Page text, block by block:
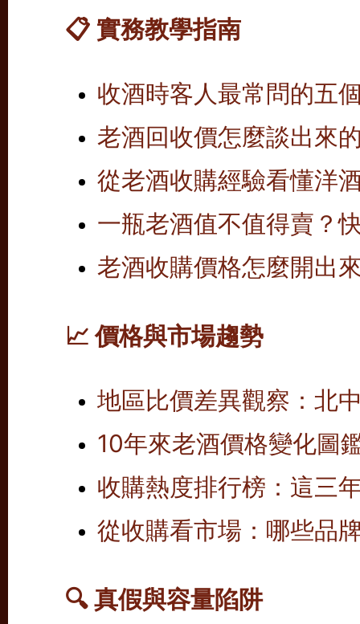
📋 實務教學指南
收酒時客人最常問的五
老酒回收價怎麼談出來
從老酒收購經驗看懂洋
一瓶老酒值不值得賣？
老酒收購價格怎麼開出
📈 價格與市場趨勢
地區比價差異觀察：北
10年來老酒價格變化圖
收購熱度排行榜：這三
從收購看市場：哪些品
🔍 真假與容量陷阱